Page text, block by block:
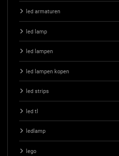
led armaturen
led lamp
led lampen
led lampen kopen
led strips
led tl
ledlamp
lego